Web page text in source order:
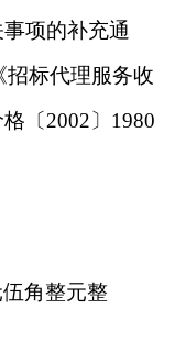
项的补充通
招标代理服务收
〔2002〕1980
角整元整